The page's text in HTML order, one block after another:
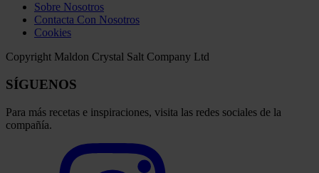
Sobre Nosotros
Contacta Con Nosotros
Cookies
Copyright Maldon Crystal Salt Company Ltd
SÍGUENOS
Para más recetas e inspiraciones, visita las redes sociales de la
compañía.